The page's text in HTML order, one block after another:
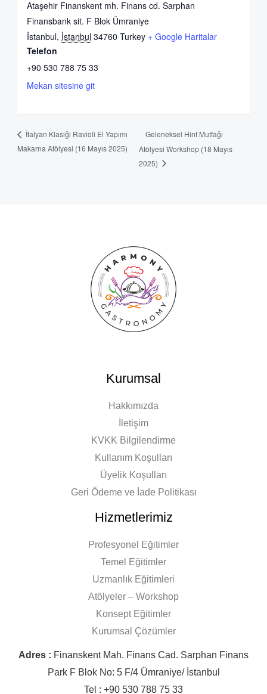
Ataşehir Finanskent mh. Finans cd. Sarphan
Finansbank sit. F Blok Ümraniye
İstanbul, İstanbul 34760 Turkey + Google Haritalar
Telefon
+90 530 788 75 33
Mekan sitesine git
İtalyan Klasiği Ravioli El Yapımı
Makarna Atölyesi (16 Mayıs 2025)
Geleneksel Hint Mutfağı
Atölyesi Workshop (18 Mayıs
2025)
Kurumsal
Hakkımızda
İletişim
KVKK Bilgilendirme
Kullanım Koşulları
Üyelik Koşulları
Geri Ödeme ve İade Politikası
Hizmetlerimiz
Profesyonel Eğitimler
Temel Eğitimler
Uzmanlık Eğitimleri
Atölyeler – Workshop
Konsept Eğitimler
Kurumsal Çözümler
Adres : Finanskent Mah. Finans Cad. Sarphan Finans
Park F Blok No: 5 F/4 Ümraniye/ İstanbul
Tel : +90 530 788 75 33